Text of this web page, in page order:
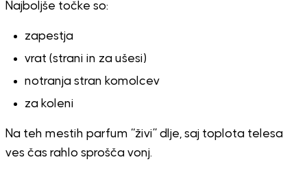
Najboljše točke so:
zapestja
vrat (strani in za ušesi)
notranja stran komolcev
za koleni
Na teh mestih parfum “živi” dlje, saj toplota telesa
ves čas rahlo sprošča vonj.